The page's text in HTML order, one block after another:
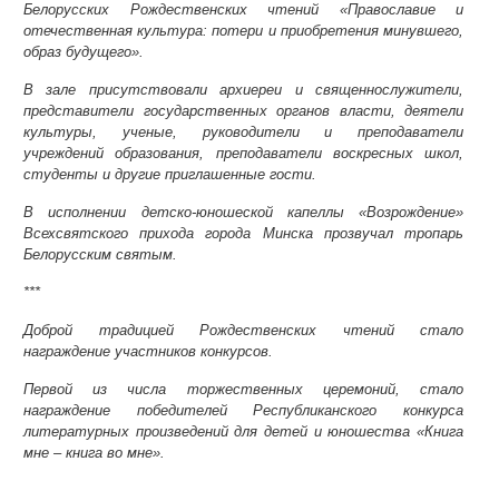
Белорусских Рождественских чтений «Православие и
отечественная культура: потери и приобретения минувшего,
образ будущего».
В зале присутствовали архиереи и священнослужители,
представители государственных органов власти, деятели
культуры, ученые, руководители и преподаватели
учреждений образования, преподаватели воскресных школ,
студенты и другие приглашенные гости.
В исполнении детско-юношеской капеллы «Возрождение»
Всехсвятского прихода города Минска прозвучал тропарь
Белорусским святым.
***
Доброй традицией Рождественских чтений стало
награждение участников конкурсов.
Первой из числа торжественных церемоний, стало
награждение победителей Республиканского конкурса
литературных произведений для детей и юношества «Книга
мне – книга во мне».